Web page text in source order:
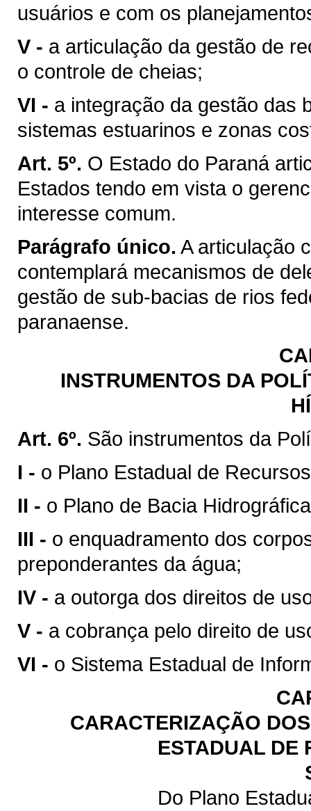
usuários e com os
V - a articulação da gestão de
o controle de cheias;
VI - a integração da gestão das
sistemas estuarinos e zonas
Art. 5º. O Estado do Paraná
Estados tendo em vista o
interesse comum.
Parágrafo único. A articulação
contemplará mecanismos de
gestão de sub-bacias de rios
paranaense.
INSTRUMENTOS DA
Art. 6º. São instrumentos da
I - o Plano Estadual de
II - o Plano de Bacia
III - o enquadramento dos
preponderantes da água;
IV - a outorga dos direitos de
V - a cobrança pelo direito de
VI - o Sistema Estadual de
CARACTERIZAÇÃO
ESTADUAL DE
Do Plano